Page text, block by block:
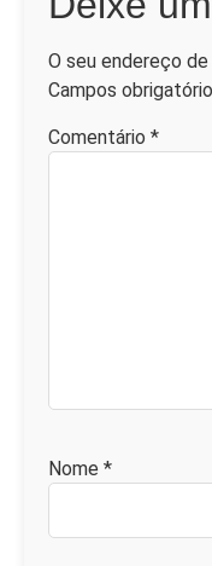
O seu endereço
Campos
Comentário *
Nome *